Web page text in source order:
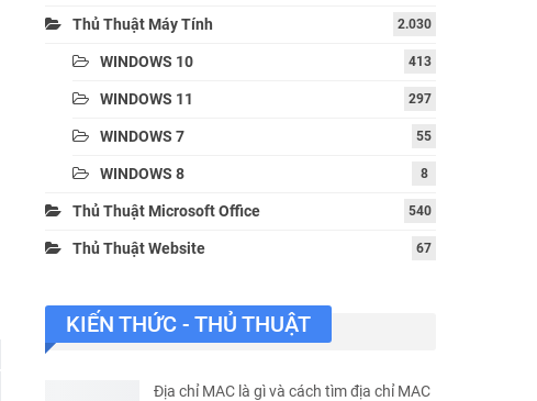
Thủ Thuật Máy Tính 2.030
WINDOWS 10 413
WINDOWS 11 297
WINDOWS 7 55
WINDOWS 8 8
Thủ Thuật Microsoft Office 540
Thủ Thuật Website 67
KIẾN THỨC - THỦ THUẬT
Địa chỉ MAC là gì và cách tìm địa chỉ MAC